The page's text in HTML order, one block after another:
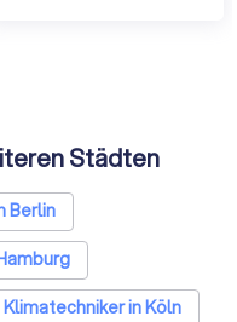
Städten
Berlin
Klimatechniker in Köln